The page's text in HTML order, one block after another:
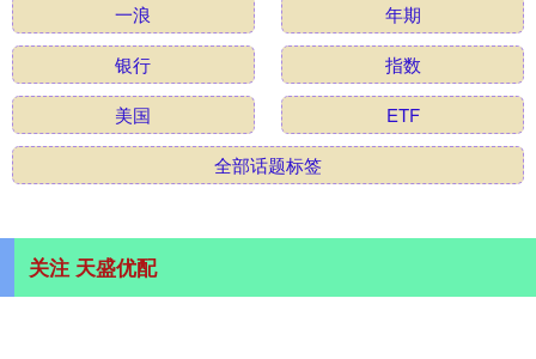
一浪
年期
银行
指数
美国
ETF
全部话题标签
关注 天盛优配